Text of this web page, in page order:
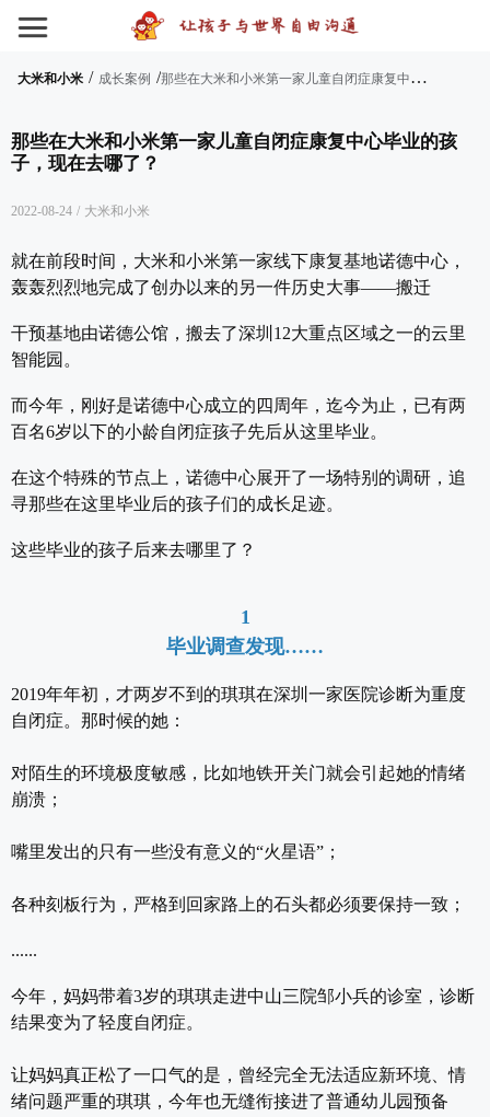
大米和小米 / 成长案例 / 那
些在大米和小米第一家儿童自闭症康复中心毕业的孩子，现在去哪了？
那些在大米和小米第一家儿童自闭症康复中心毕业的孩
子，现在去哪了？
2022-08-24 / 大米和小米
就在前段时间，大米和小米第一家线下康复基地诺德中心，
轰轰烈烈地完成了创办以来的另一件历史大事——搬迁
干预基地由诺德公馆，搬去了深圳12大重点区域之一的云里
智能园。
而今年，刚好是诺德中心成立的四周年，迄今为止，已有两
百名6岁以下的小龄自闭症孩子先后从这里毕业。
在这个特殊的节点上，诺德中心展开了一场特别的调研，追
寻那些在这里毕业后的孩子们的成长足迹。
这些毕业的孩子后来去哪里了？
1
毕业调查发现……
2019年年初，才两岁不到的琪琪在深圳一家医院诊断为重度
自闭症。那时候的她：
对陌生的环境极度敏感，比如地铁开关门就会引起她的情绪
崩溃；
嘴里发出的只有一些没有意义的“火星语”；
各种刻板行为，严格到回家路上的石头都必须要保持一致；
......
今年，妈妈带着3岁的琪琪走进中山三院邹小兵的诊室，诊断
结果变为了轻度自闭症。
让妈妈真正松了一口气的是，曾经完全无法适应新环境、情
绪问题严重的琪琪，今年也无缝衔接进了普通幼儿园预备